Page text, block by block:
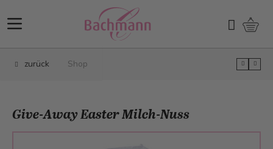
Suchen
zurück Shop
Give-Away Easter Milch-Nuss